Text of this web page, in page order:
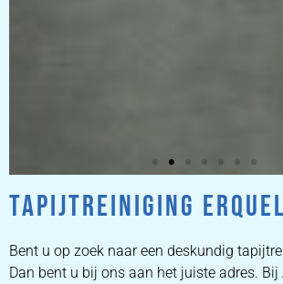
ZETEL
REINIGEN
TAPIJTREINIGING
Bent u op zoek naar een deskundig
Dan bent u bij ons aan het juiste adres. Bij